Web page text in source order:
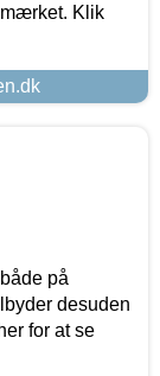
mærket. Klik
på
desuden
for at se